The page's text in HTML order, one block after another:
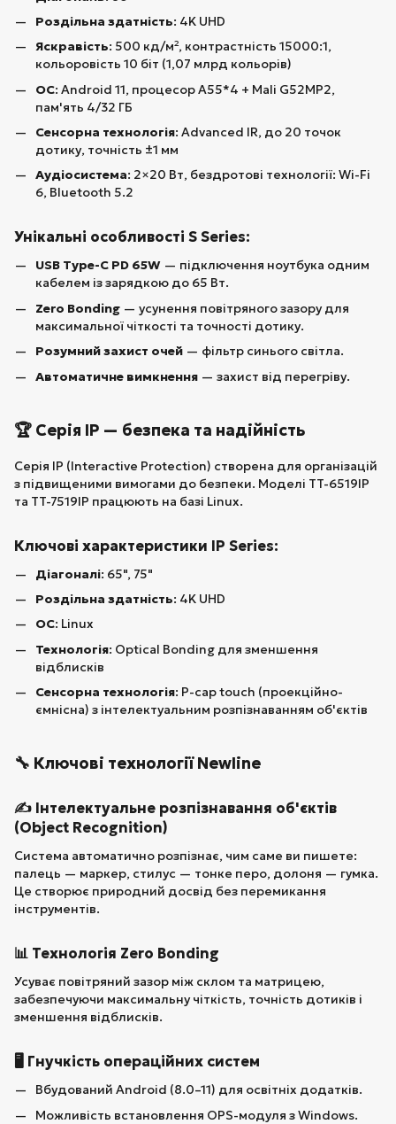
Роздільна здатність: 4K UHD
Яскравість: 500 кд/м², контрастність 15000:1,
кольоровість 10 біт (1,07 млрд кольорів)
ОС: Android 11, процесор A55*4 + Mali G52MP2,
пам'ять 4/32 ГБ
Сенсорна технологія: Advanced IR, до 20 точок
дотику, точність ±1 мм
Аудіосистема: 2×20 Вт, бездротові технології: Wi-Fi
6, Bluetooth 5.2
Унікальні особливості S Series:
USB Type-C PD 65W — підключення ноутбука одним
кабелем із зарядкою до 65 Вт.
Zero Bonding — усунення повітряного зазору для
максимальної чіткості та точності дотику.
Розумний захист очей — фільтр синього світла.
Автоматичне вимкнення — захист від перегріву.
🏆 Серія IP — безпека та надійність
Серія IP (Interactive Protection) створена для організацій
з підвищеними вимогами до безпеки. Моделі TT-6519IP
та TT-7519IP працюють на базі Linux.
Ключові характеристики IP Series:
Діагоналі: 65", 75"
Роздільна здатність: 4K UHD
ОС: Linux
Технологія: Optical Bonding для зменшення
відблисків
Сенсорна технологія: P-cap touch (проекційно-
ємнісна) з інтелектуальним розпізнаванням об'єктів
🔧 Ключові технології Newline
✍️ Інтелектуальне розпізнавання об'єктів
(Object Recognition)
Система автоматично розпізнає, чим саме ви пишете:
палець — маркер, стилус — тонке перо, долоня — гумка.
Це створює природний досвід без перемикання
інструментів.
📊 Технологія Zero Bonding
Усуває повітряний зазор між склом та матрицею,
забезпечуючи максимальну чіткість, точність дотиків і
зменшення відблисків.
🖥️ Гнучкість операційних систем
Вбудований Android (8.0–11) для освітніх додатків.
Можливість встановлення OPS-модуля з Windows.